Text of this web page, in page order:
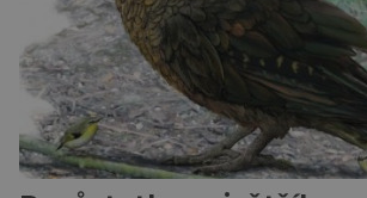
teleskopu ESO/VST odhaluje
jednotlivých astronomických